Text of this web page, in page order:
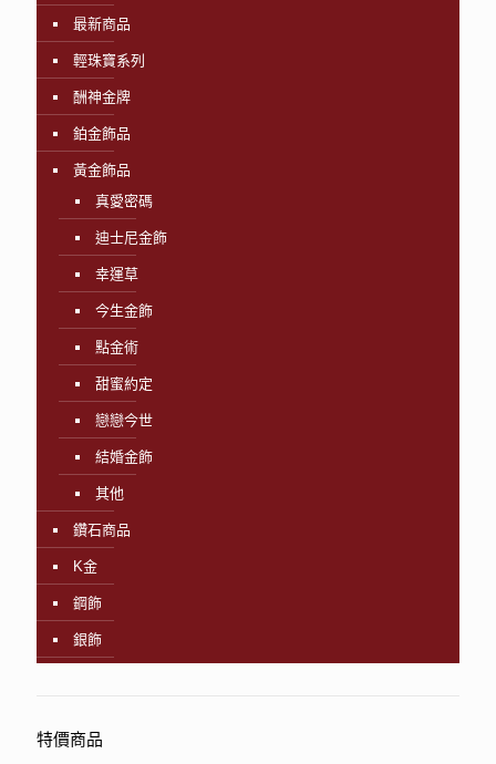
最新商品
輕珠寶系列
酬神金牌
鉑金飾品
黃金飾品
真愛密碼
迪士尼金飾
幸運草
今生金飾
點金術
甜蜜約定
戀戀今世
結婚金飾
其他
鑽石商品
K金
鋼飾
銀飾
特價商品